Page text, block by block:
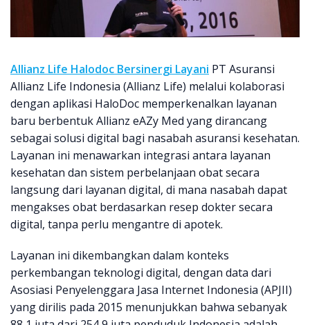
Allianz Life Halodoc Bersinergi Layani PT Asuransi
Allianz Life Indonesia (Allianz Life) melalui kolaborasi
dengan aplikasi HaloDoc memperkenalkan layanan
baru berbentuk Allianz eAZy Med yang dirancang
sebagai solusi digital bagi nasabah asuransi kesehatan.
Layanan ini menawarkan integrasi antara layanan
kesehatan dan sistem perbelanjaan obat secara
langsung dari layanan digital, di mana nasabah dapat
mengakses obat berdasarkan resep dokter secara
digital, tanpa perlu mengantre di apotek.
Layanan ini dikembangkan dalam konteks
perkembangan teknologi digital, dengan data dari
Asosiasi Penyelenggara Jasa Internet Indonesia (APJII)
yang dirilis pada 2015 menunjukkan bahwa sebanyak